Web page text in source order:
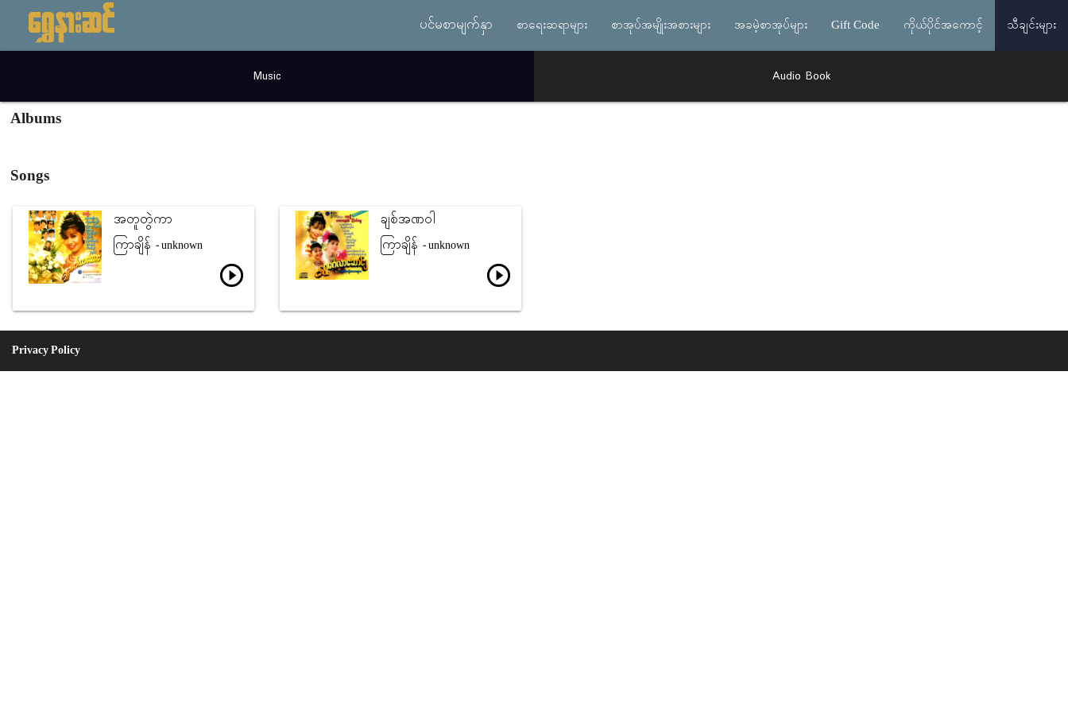
ပင်မစာမျက်နှာ စာရေးဆရာများ စာအုပ်အမျိုးအစားများ အခမဲ့စာအုပ်များ Gift Code ကိုယ်ပိုင်အကောင့် သီချင်းများ
Music Audio Book
Albums
Songs
အတူတွဲကာ
ကြာချိန် - unknown
play_circle_outline
ချစ်အဏဝါ
ကြာချိန် - unknown
play_circle_outline
Privacy Policy